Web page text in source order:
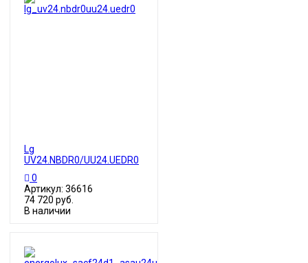
Lg
UV24.NBDR0/UU24.UEDR0
0
Артикул: 36616
74 720 руб.
В наличии